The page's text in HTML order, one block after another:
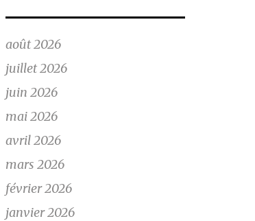
août 2026
juillet 2026
juin 2026
mai 2026
avril 2026
mars 2026
février 2026
janvier 2026